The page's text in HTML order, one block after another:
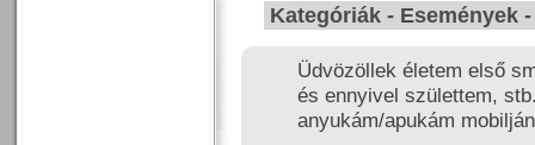
Kategóriák - Események
Üdvözöllek életem első
és ennyivel születtem,
anyukám/apukám